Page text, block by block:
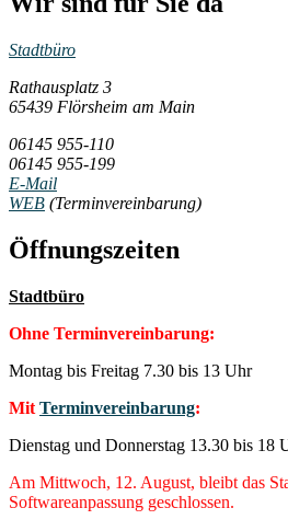
Stadtbüro
Rathausplatz 3
65439 Flörsheim am Main
06145 955-110
06145 955-199
E-Mail
WEB (Terminvereinbarung)
Öffnungszeiten
Stadtbüro
Ohne Terminvereinbarung:
Montag bis Freitag 7.30 bis 13 Uhr
Mit Terminvereinbarung:
Dienstag und Donnerstag 13.30 bis 18
Am Mittwoch, 12. August, bleibt das
Softwareanpassung geschlossen.